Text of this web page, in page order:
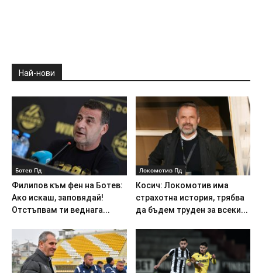
Най-нови
Ботев Пд
Филипов към фен на Ботев:
Ако искаш, заповядай!
Отстъпвам ти веднага...
Локомотив Пд
Косич: Локомотив има
страхотна история, трябва
да бъдем труден за всеки...